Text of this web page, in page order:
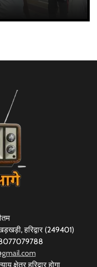
हरिद्वार (249401)
8077079788
क्षेत्र हरिद्वार होगा